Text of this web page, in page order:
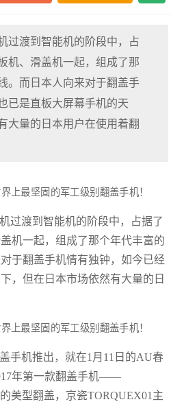
过渡到智能机的阶段中，占
机、滑盖机一起，组成了那
。而日本人向来对于翻盖手
已是直板大屏幕手机的天
大量的日本用户在使用着翻
过渡到智能机的阶段中，占据了
机一起，组成了那个年代丰富的
于翻盖手机情有独钟，如今已经
，但在日本市场依然有大量的日
手机推出，就在1月11日的AU春
年第一款翻盖手机——
美型翻盖，京瓷TORQUEX01主